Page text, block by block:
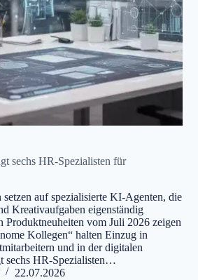
sechs HR-Spezialisten für
auf spezialisierte KI-Agenten, die
Kreativaufgaben eigenständig
Produktneuheiten vom Juli 2026 zeigen
Kollegen“ halten Einzug in
und in der digitalen
sechs HR-Spezialisten…
22.07.2026